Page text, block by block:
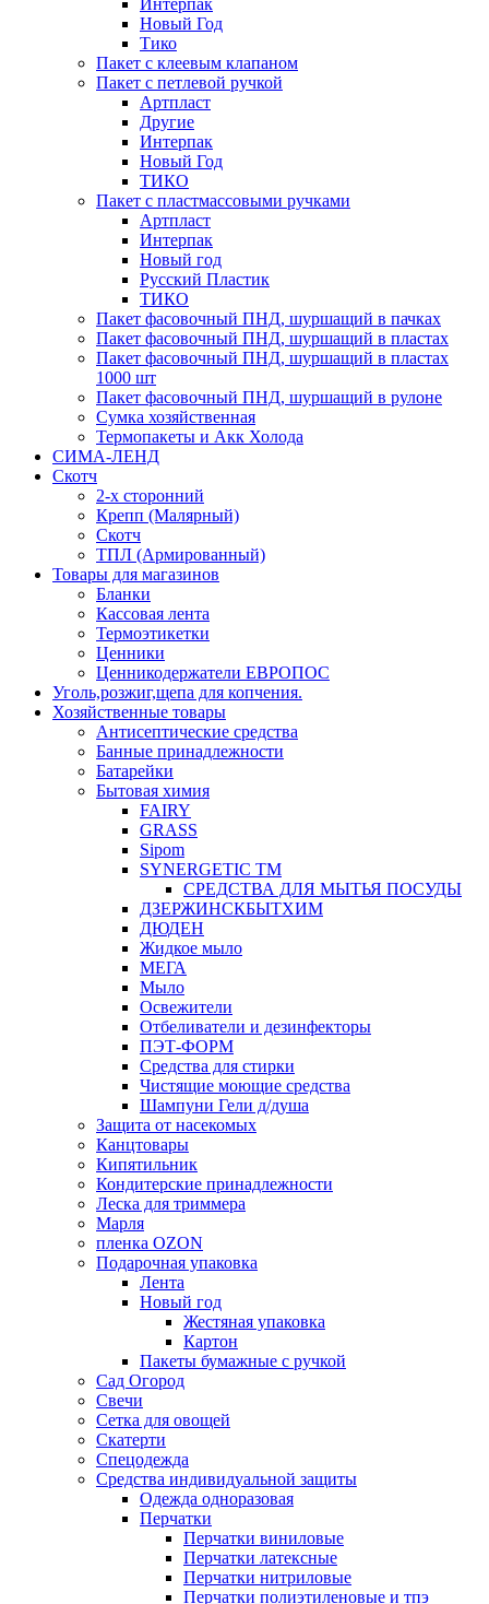
Новый Год
Тико
Пакет с клеевым клапаном
Пакет с петлевой ручкой
Артпласт
Другие
Интерпак
Новый Год
ТИКО
Пакет с пластмассовыми ручками
Артпласт
Интерпак
Новый год
Русский Пластик
ТИКО
Пакет фасовочный ПНД, шуршащий в пачках
Пакет фасовочный ПНД, шуршащий в пластах
Пакет фасовочный ПНД, шуршащий в пластах
1000 шт
Пакет фасовочный ПНД, шуршащий в рулоне
Сумка хозяйственная
Термопакеты и Акк Холода
СИМА-ЛЕНД
Скотч
2-х сторонний
Крепп (Малярный)
Скотч
ТПЛ (Армированный)
Товары для магазинов
Бланки
Кассовая лента
Термоэтикетки
Ценники
Ценникодержатели ЕВРОПОС
Уголь,розжиг,щепа для копчения.
Хозяйственные товары
Антисептические средства
Банные принадлежности
Батарейки
Бытовая химия
FAIRY
GRASS
Sipom
SYNERGETIC TM
СРЕДСТВА ДЛЯ МЫТЬЯ ПОСУДЫ
ДЗЕРЖИНСКБЫТХИМ
ДЮДЕН
Жидкое мыло
МЕГА
Мыло
Освежители
Отбеливатели и дезинфекторы
ПЭТ-ФОРМ
Средства для стирки
Чистящие моющие средства
Шампуни Гели д/душа
Защита от насекомых
Канцтовары
Кипятильник
Кондитерские принадлежности
Леска для триммера
Марля
пленка OZON
Подарочная упаковка
Лента
Новый год
Жестяная упаковка
Картон
Пакеты бумажные с ручкой
Сад Огород
Свечи
Сетка для овощей
Скатерти
Спецодежда
Средства индивидуальной защиты
Одежда одноразовая
Перчатки
Перчатки виниловые
Перчатки латексные
Перчатки нитриловые
Перчатки полиэтиленовые и тпэ